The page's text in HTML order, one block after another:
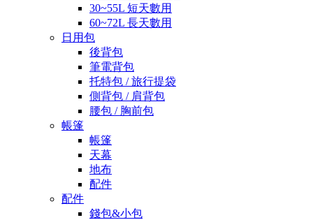
30~55L 短天數用
60~72L 長天數用
日用包
後背包
筆電背包
托特包 / 旅行提袋
側背包 / 肩背包
腰包 / 胸前包
帳篷
帳篷
天幕
地布
配件
配件
錢包&小包